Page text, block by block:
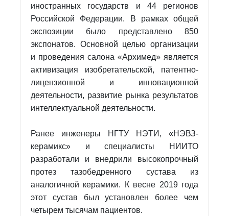
иностранных государств и 44 регионов
Российской Федерации. В рамках общей
экспозиции было представлено 850
экспонатов. Основной целью организации
и проведения салона «Архимед» является
активизация изобретательской, патентно-
лицензионной и инновационной
деятельности, развитие рынка результатов
интеллектуальной деятельности.
Ранее инженеры НГТУ НЭТИ, «НЭВЗ-
керамикс» и специалисты НИИТО
разработали и внедрили высокопрочный
протез тазобедренного сустава из
аналогичной керамики. К весне 2019 года
этот сустав был установлен более чем
четырем тысячам пациентов.